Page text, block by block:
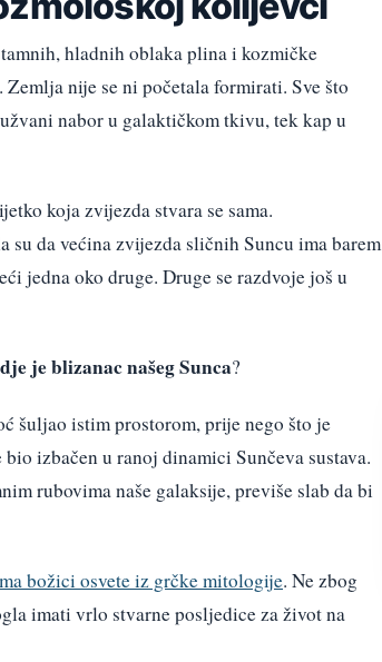
hladnih oblaka plina i kozmičke
nije se ni početala formirati. Sve što
nabor u galaktičkom tkivu, tek kap u
koja zvijezda stvara se sama.
da većina zvijezda sličnih Suncu ima barem
jedna oko druge. Druge se razdvoje još u
je blizanac našeg Sunca?
šuljao istim prostorom, prije nego što je
izbačen u ranoj dinamici Sunčeva sustava.
rubovima naše galaksije, previše slab da bi
božici osvete iz grčke mitologije. Ne zbog
imati vrlo stvarne posljedice za život na